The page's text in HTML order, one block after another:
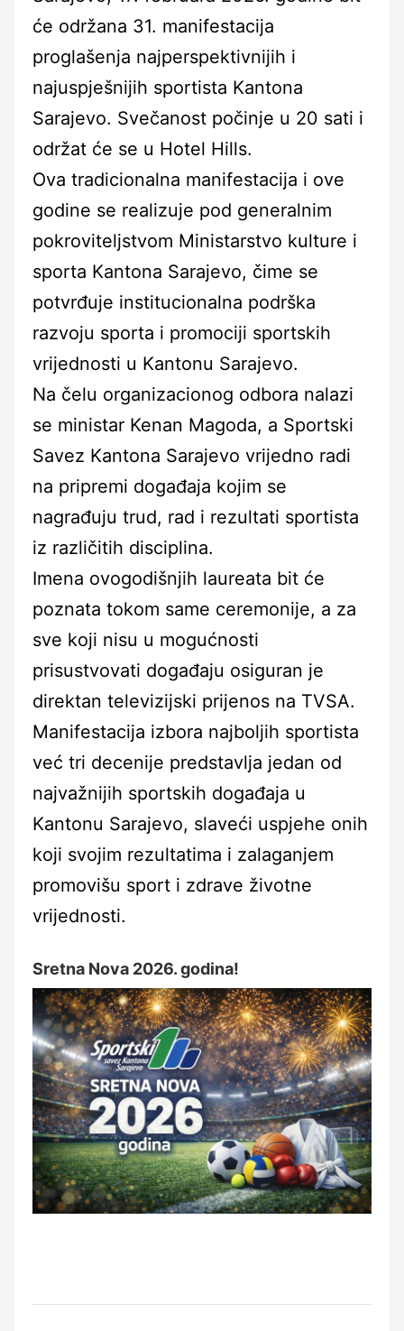
će održana 31. manifestacija
proglašenja najperspektivnijih i
najuspješnijih sportista Kantona
Sarajevo. Svečanost počinje u 20 sati i
održat će se u Hotel Hills.
Ova tradicionalna manifestacija i ove
godine se realizuje pod generalnim
pokroviteljstvom Ministarstvo kulture i
sporta Kantona Sarajevo, čime se
potvrđuje institucionalna podrška
razvoju sporta i promociji sportskih
vrijednosti u Kantonu Sarajevo.
Na čelu organizacionog odbora nalazi
se ministar Kenan Magoda, a Sportski
Savez Kantona Sarajevo vrijedno radi
na pripremi događaja kojim se
nagrađuju trud, rad i rezultati sportista
iz različitih disciplina.
Imena ovogodišnjih laureata bit će
poznata tokom same ceremonije, a za
sve koji nisu u mogućnosti
prisustvovati događaju osiguran je
direktan televizijski prijenos na TVSA.
Manifestacija izbora najboljih sportista
već tri decenije predstavlja jedan od
najvažnijih sportskih događaja u
Kantonu Sarajevo, slaveći uspjehe onih
koji svojim rezultatima i zalaganjem
promovišu sport i zdrave životne
vrijednosti.
Sretna Nova 2026. godina!